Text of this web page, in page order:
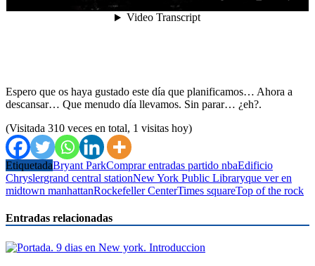
Espero que os haya gustado este día que planificamos… Ahora a
descansar… Que menudo día llevamos. Sin parar… ¿eh?.
(Visitada 310 veces en total, 1 visitas hoy)
EtiquetadaBryant ParkComprar entradas partido nbaEdificio
Chryslergrand central stationNew York Public Libraryque ver en
midtown manhattanRockefeller CenterTimes squareTop of the rock
Entradas relacionadas